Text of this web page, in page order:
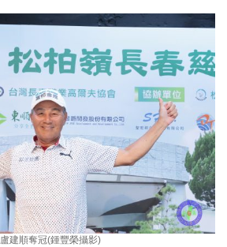
盧建順奪冠(鍾豐榮攝影)